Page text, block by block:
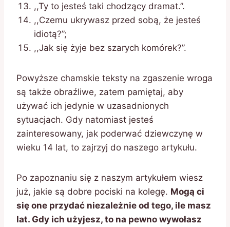
,,Ty to jesteś taki chodzący dramat.”.
,,Czemu ukrywasz przed sobą, że jesteś
idiotą?”;
,,Jak się żyje bez szarych komórek?”.
Powyższe chamskie teksty na zgaszenie wroga
są także obraźliwe, zatem pamiętaj, aby
używać ich jedynie w uzasadnionych
sytuacjach. Gdy natomiast jesteś
zainteresowany, jak poderwać dziewczynę w
wieku 14 lat, to zajrzyj do naszego artykułu.
Po zapoznaniu się z naszym artykułem wiesz
już, jakie są dobre pociski na kolegę. Mogą ci
się one przydać niezależnie od tego, ile masz
lat. Gdy ich użyjesz, to na pewno wywołasz